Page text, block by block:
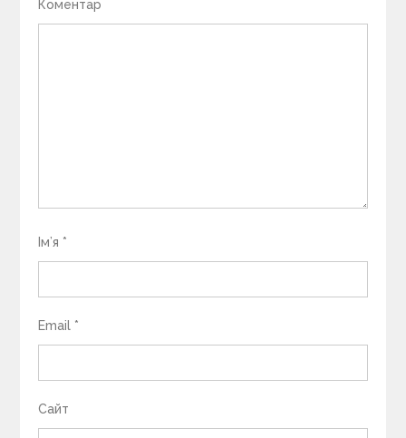
Коментар
Ім’я *
Email *
Сайт